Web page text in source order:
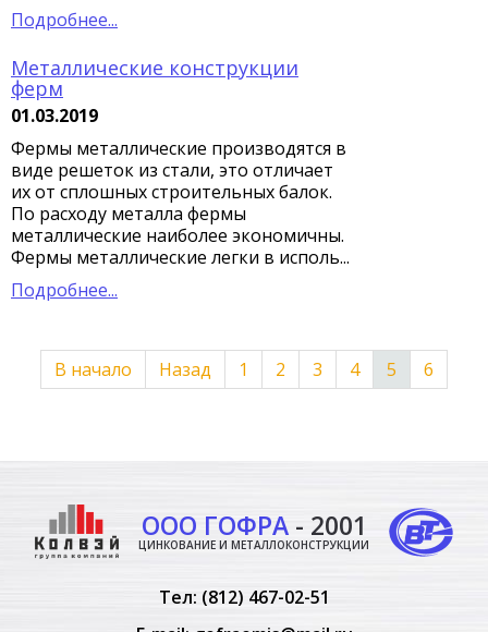
Подробнее...
Металлические конструкции
ферм
01.03.2019
Фермы металлические производятся в
виде решеток из стали, это отличает
их от сплошных строительных балок.
По расходу металла фермы
металлические наиболее экономичны.
Фермы металлические легки в исполь...
Подробнее...
В начало Назад 1 2 3 4 5 6
ООО ГОФРА- 2001
ЦИНКОВАНИЕ И МЕТАЛЛОКОНСТРУКЦИИ
Тел: (812) 467-02-51